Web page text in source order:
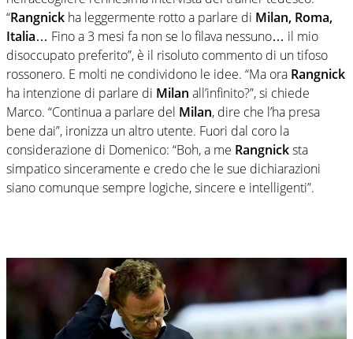
“Rangnick ha leggermente rotto a parlare di Milan, Roma,
Italia… Fino a 3 mesi fa non se lo filava nessuno… il mio
disoccupato preferito”, è il risoluto commento di un tifoso
rossonero. E molti ne condividono le idee. “Ma ora Rangnick
ha intenzione di parlare di Milan all’infinito?”, si chiede
Marco. “Continua a parlare del Milan, dire che l’ha presa
bene dai”, ironizza un altro utente. Fuori dal coro la
considerazione di Domenico: “Boh, a me Rangnicksta
simpatico sinceramente e credo che le sue dichiarazioni
siano comunque sempre logiche, sincere e intelligenti”.